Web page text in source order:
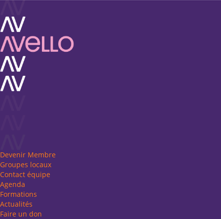
Devenir Membre
Groupes locaux
Contact équipe
Agenda
Formations
Actualités
Faire un don